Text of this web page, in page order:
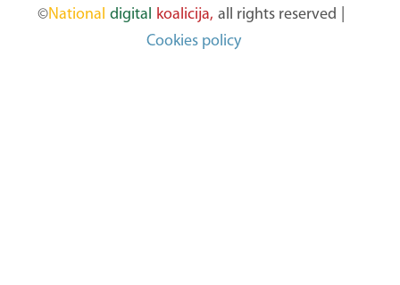
©National digital koalicija, all rights reserved
Cookies policy